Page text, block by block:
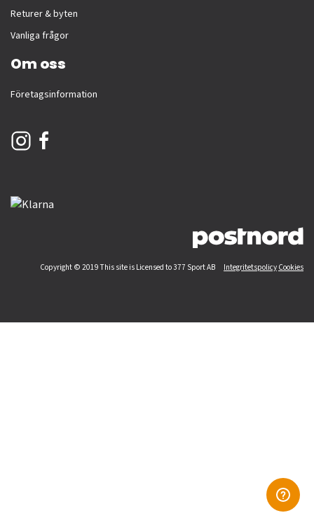
Returer & byten
Vanliga frågor
Om oss
Företagsinformation
Copyright © 2019 This site is Licensed to 377 Sport AB Integritetspolicy Cookies